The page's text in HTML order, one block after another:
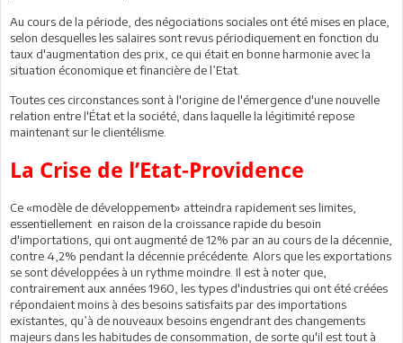
Au cours de la période, des négociations sociales ont été mises en place,
selon desquelles les salaires sont revus périodiquement en fonction du
taux d'augmentation des prix, ce qui était en bonne harmonie avec la
situation économique et financière de l’Etat.
Toutes ces circonstances sont à l'origine de l'émergence d'une nouvelle
relation entre l'État et la société, dans laquelle la légitimité repose
maintenant sur le clientélisme.
La Crise de l’Etat-Providence
Ce «modèle de développement» atteindra rapidement ses limites,
essentiellement en raison de la croissance rapide du besoin
d'importations, qui ont augmenté de 12% par an au cours de la décennie,
contre 4,2% pendant la décennie précédente. Alors que les exportations
se sont développées à un rythme moindre. Il est à noter que,
contrairement aux années 1960, les types d'industries qui ont été créées
répondaient moins à des besoins satisfaits par des importations
existantes, qu’à de nouveaux besoins engendrant des changements
majeurs dans les habitudes de consommation, de sorte qu'il est tout à